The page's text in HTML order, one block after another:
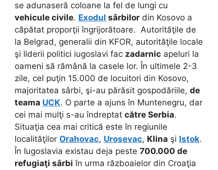
se adunaseră coloane la fel de lungi cu
vehicule civile. Exodul sârbilor din Kosovo a
căpătat proporţii îngrijorătoare. Autorităţile de
la Belgrad, generalii din KFOR, autorităţile locale
şi liderii politici iugoslavi fac zadarnic apeluri la
oameni să rămână la casele lor. În ultimele 2-3
zile, cel puţin 15.000 de locuitori din Kosovo,
majoritatea sârbi, şi-au părăsit gospodăriile, de
teama UCK. O parte a ajuns în Muntenegru, dar
cei mai mulţi s-au îndreptat către Serbia.
Situaţia cea mai critică este în regiunile
localităţilor Orahovac, Urosevac, Klina şi Istok.
În Iugoslavia existau deja peste 700.000 de
refugiaţi sârbi în urma războaielor din Croaţia